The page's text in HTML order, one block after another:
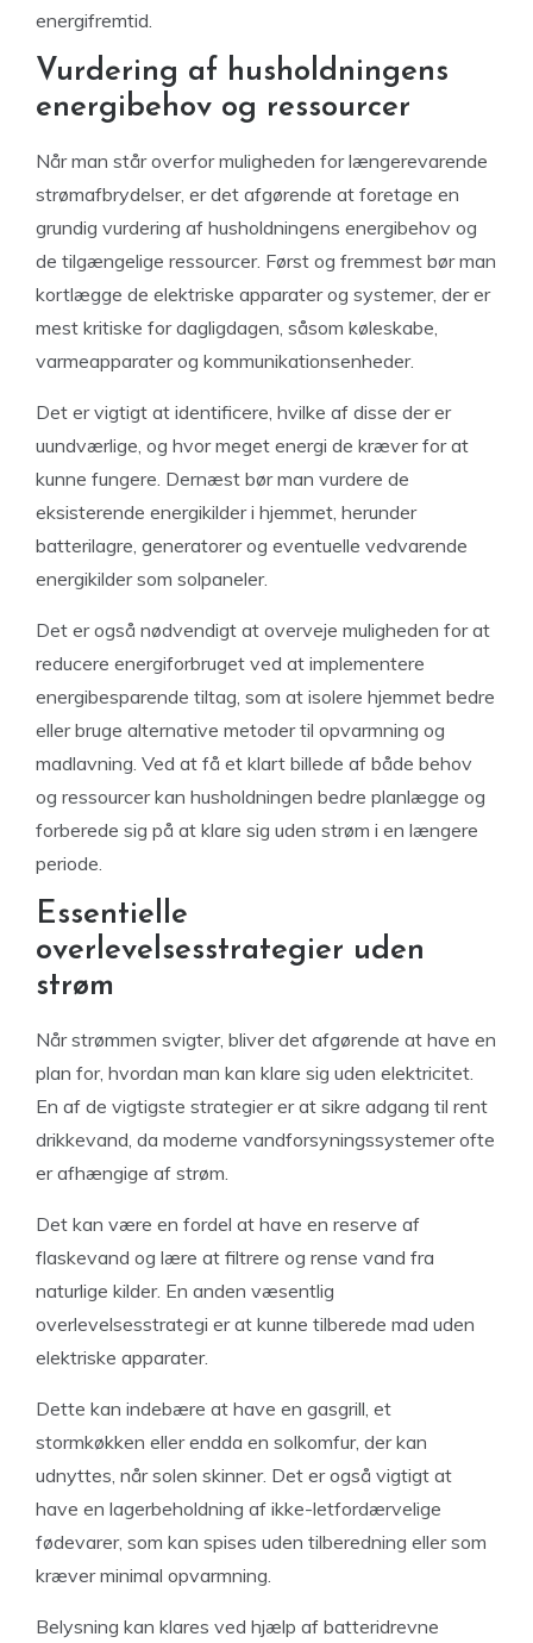
energifremtid.
Vurdering af husholdningens
energibehov og ressourcer
Når man står overfor muligheden for længerevarende
strømafbrydelser, er det afgørende at foretage en
grundig vurdering af husholdningens energibehov og
de tilgængelige ressourcer. Først og fremmest bør man
kortlægge de elektriske apparater og systemer, der er
mest kritiske for dagligdagen, såsom køleskabe,
varmeapparater og kommunikationsenheder.
Det er vigtigt at identificere, hvilke af disse der er
uundværlige, og hvor meget energi de kræver for at
kunne fungere. Dernæst bør man vurdere de
eksisterende energikilder i hjemmet, herunder
batterilagre, generatorer og eventuelle vedvarende
energikilder som solpaneler.
Det er også nødvendigt at overveje muligheden for at
reducere energiforbruget ved at implementere
energibesparende tiltag, som at isolere hjemmet bedre
eller bruge alternative metoder til opvarmning og
madlavning. Ved at få et klart billede af både behov
og ressourcer kan husholdningen bedre planlægge og
forberede sig på at klare sig uden strøm i en længere
periode.
Essentielle
overlevelsesstrategier uden
strøm
Når strømmen svigter, bliver det afgørende at have en
plan for, hvordan man kan klare sig uden elektricitet.
En af de vigtigste strategier er at sikre adgang til rent
drikkevand, da moderne vandforsyningssystemer ofte
er afhængige af strøm.
Det kan være en fordel at have en reserve af
flaskevand og lære at filtrere og rense vand fra
naturlige kilder. En anden væsentlig
overlevelsesstrategi er at kunne tilberede mad uden
elektriske apparater.
Dette kan indebære at have en gasgrill, et
stormkøkken eller endda en solkomfur, der kan
udnyttes, når solen skinner. Det er også vigtigt at
have en lagerbeholdning af ikke-letfordærvelige
fødevarer, som kan spises uden tilberedning eller som
kræver minimal opvarmning.
Belysning kan klares ved hjælp af batteridrevne